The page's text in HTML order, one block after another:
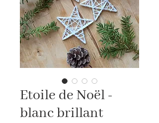
Etoile de Noël -
blanc brillant